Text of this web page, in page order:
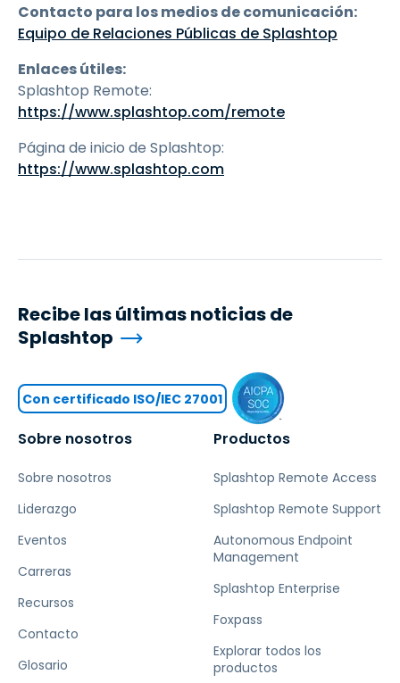
Contacto para los medios de comunicación:
Equipo de Relaciones Públicas de Splashtop
Enlaces útiles:
Splashtop Remote:
https://www.splashtop.com/remote
Página de inicio de Splashtop:
https://www.splashtop.com
Sobre nosotros
Sobre nosotros
Liderazgo
Eventos
Carreras
Recursos
Contacto
Glosario
Productos
Splashtop Remote Access
Splashtop Remote Support
Autonomous Endpoint
Management
Splashtop Enterprise
Foxpass
Explorar todos los
productos
Recibe las últimas noticias de
Splashtop
Con certificado ISO/IEC 27001